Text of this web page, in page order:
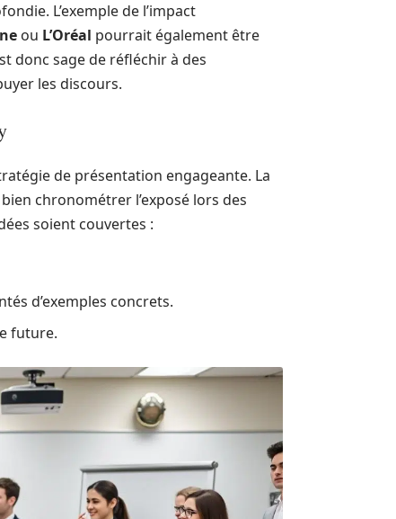
L’exemple de l’impact
ou L’Oréal pourrait également être
donc sage de réfléchir à des
les discours.
de présentation engageante. La
chronométrer l’exposé lors des
soient couvertes :
d’exemples concrets.
future.